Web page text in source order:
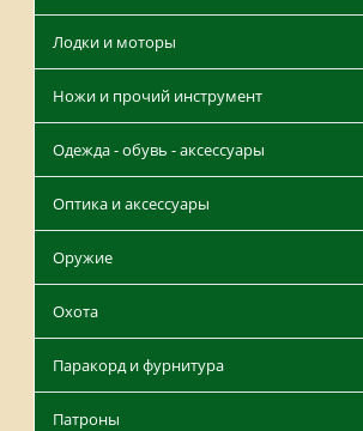
Лодки и моторы
Ножи и прочий инструмент
Одежда - обувь - аксессуары
Оптика и аксессуары
Оружие
Охота
Паракорд и фурнитура
Патроны